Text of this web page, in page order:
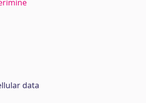
data